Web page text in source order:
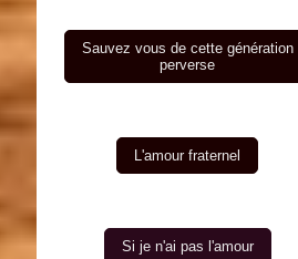
Sauvez vous de cette génération
perverse
L'amour fraternel
Si je n'ai pas l'amour